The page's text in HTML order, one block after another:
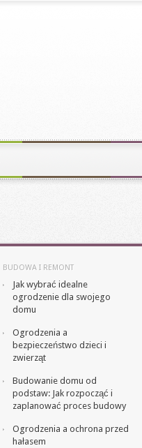
BUDOWA I REMONT
Jak wybrać idealne
ogrodzenie dla swojego
domu
Ogrodzenia a
bezpieczeństwo dzieci i
zwierząt
Budowanie domu od
podstaw: Jak rozpocząć i
zaplanować proces budowy
Ogrodzenia a ochrona przed
hałasem